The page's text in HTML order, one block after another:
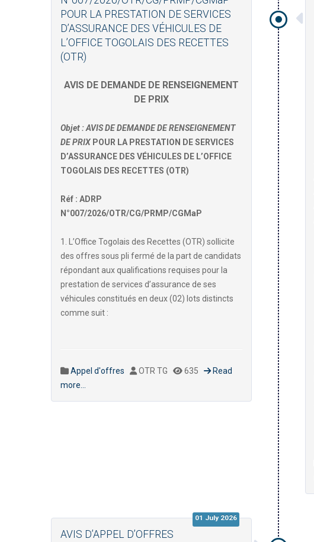
POUR LA PRESTATION DE SERVICES
D’ASSURANCE DES VÉHICULES DE
L’OFFICE TOGOLAIS DES RECETTES
(OTR)
AVIS DE DEMANDE DE RENSEIGNEMENT
DE PRIX
Objet : AVIS DE DEMANDE DE RENSEIGNEMENT
DE PRIX POUR LA PRESTATION DE SERVICES
D’ASSURANCE DES VÉHICULES DE L’OFFICE
TOGOLAIS DES RECETTES (OTR)
Réf : ADRP
N°007/2026/OTR/CG/PRMP/CGMaP
1. L’Office Togolais des Recettes (OTR) sollicite
des offres sous pli fermé de la part de candidats
répondant aux qualifications requises pour la
prestation de services d’assurance de ses
véhicules constitués en deux (02) lots distincts
comme suit :
Appel d'offres OTR TG 635
Read
more...
01 July 2026
AVIS D’APPEL D’OFFRES